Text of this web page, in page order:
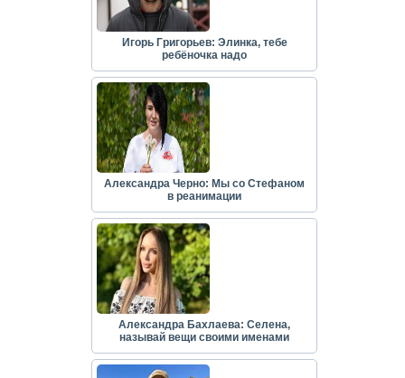
Игорь Григорьев: Элинка, тебе
ребёночка надо
Александра Черно: Мы со Стефаном
в реанимации
Александра Бахлаева: Селена,
называй вещи своими именами